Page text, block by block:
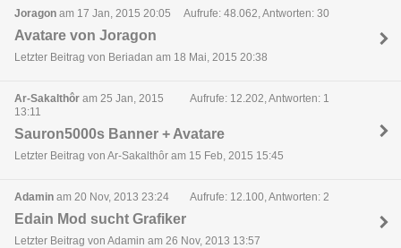
Joragon am 17 Jan, 2015 20:05 Aufrufe: 48.062, Antworten: 30
Avatare von Joragon
Letzter Beitrag von Beriadan am 18 Mai, 2015 20:38
Ar-Sakalthôr am 25 Jan, 2015
13:11
Aufrufe: 12.202, Antworten: 1
Sauron5000s Banner + Avatare
Letzter Beitrag von Ar-Sakalthôr am 15 Feb, 2015 15:45
Adamin am 20 Nov, 2013 23:24 Aufrufe: 12.100, Antworten: 2
Edain Mod sucht Grafiker
Letzter Beitrag von Adamin am 26 Nov, 2013 13:57